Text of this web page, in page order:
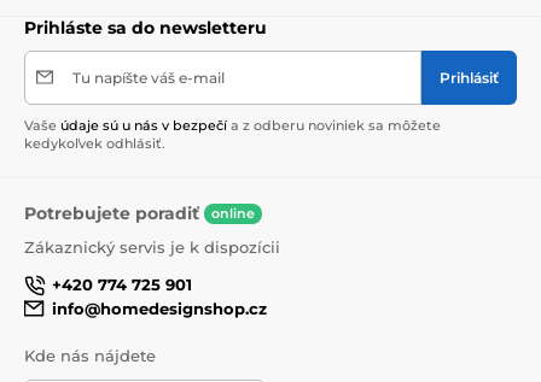
Prihláste sa do newsletteru
Tu napíšte váš e-mail Prihlásiť
Vaše údaje sú u nás v bezpečí a z odberu noviniek sa môžete
kedykoľvek odhlásiť.
Potrebujete poradiť online
Zákaznický servis je k dispozícii
+420 774 725 901
info@homedesignshop.cz
Kde nás nájdete